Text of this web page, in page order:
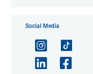
Social Media